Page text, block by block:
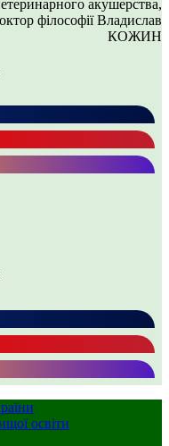
акушерства,
філософії Владислав
КОЖИН
освіти